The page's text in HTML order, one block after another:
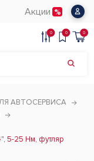
Акции
0 0 0
АВТОСЕРВИСА
5-25 Нм, футляр